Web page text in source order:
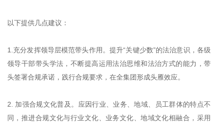
以下提供几点建议：
1.充分发挥领导层模范带头作用。提升“关键少数”的法治意识，各级
领导干部带头学法，不断提高运用法治思维和法治方式的能力，带
头签署合规承诺，践行合规要求，在全集团形成头雁效应。
2. 加强合规文化普及。应因行业、业务、地域、员工群体的特点不
同，推进合规文化与行业文化、业务文化、地域文化相融合，采用